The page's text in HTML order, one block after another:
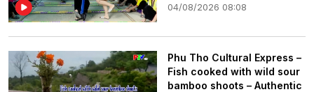
04/08/2026 08:08
Phu Tho Cultural Express –
Fish cooked with wild sour
bamboo shoots – Authentic